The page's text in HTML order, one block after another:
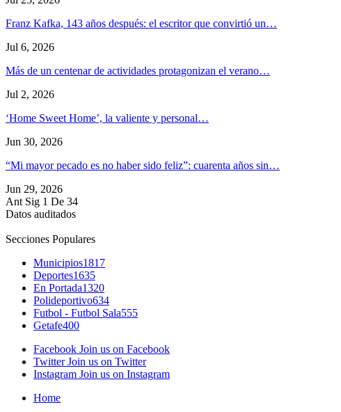
Franz Kafka, 143 años después: el escritor que convirtió un…
Jul 6, 2026
Más de un centenar de actividades protagonizan el verano…
Jul 2, 2026
‘Home Sweet Home’, la valiente y personal…
Jun 30, 2026
“Mi mayor pecado es no haber sido feliz”: cuarenta años sin…
Jun 29, 2026
Ant Sig 1 De 34
Datos auditados
Secciones Populares
Municipios1817
Deportes1635
En Portada1320
Polideportivo634
Futbol - Futbol Sala555
Getafe400
Facebook Join us on Facebook
Twitter Join us on Twitter
Instagram Join us on Instagram
Home